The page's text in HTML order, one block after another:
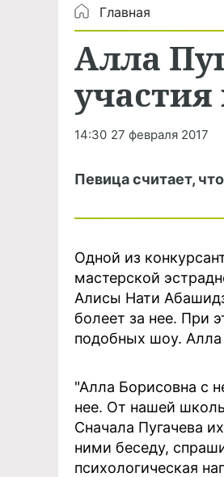
Главная
Алла
14:30 27 февраля 2017
Певица считает,
Одной из
мастерской
Алисы Нати
болеет за нее. При
подобных шоу. Алла
"Алла Борисовна с
нее. От нашей
Сначала Пугачева
ними беседу,
психологическая